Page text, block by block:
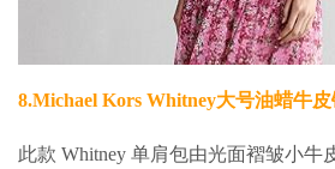
8.Michael Kors Whitney大号油蜡牛
此款 Whitney 单肩包由光面褶皱小牛